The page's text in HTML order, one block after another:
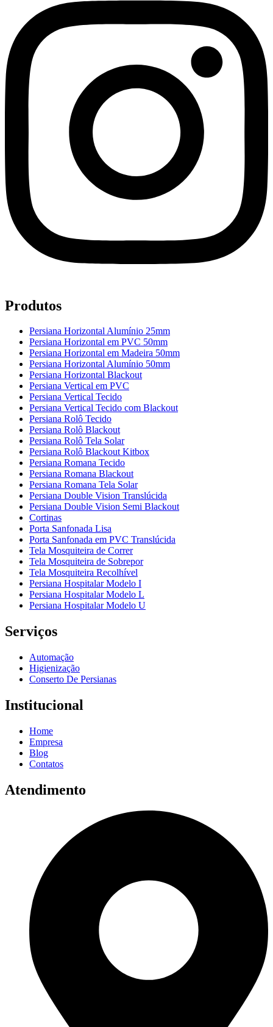
Produtos
Persiana Horizontal Alumínio 25mm
Persiana Horizontal em PVC 50mm
Persiana Horizontal em Madeira 50mm
Persiana Horizontal Alumínio 50mm
Persiana Horizontal Blackout
Persiana Vertical em PVC
Persiana Vertical Tecido
Persiana Vertical Tecido com Blackout
Persiana Rolô Tecido
Persiana Rolô Blackout
Persiana Rolô Tela Solar
Persiana Rolô Blackout Kitbox
Persiana Romana Tecido
Persiana Romana Blackout
Persiana Romana Tela Solar
Persiana Double Vision Translúcida
Persiana Double Vision Semi Blackout
Cortinas
Porta Sanfonada Lisa
Porta Sanfonada em PVC Translúcida
Tela Mosquiteira de Correr
Tela Mosquiteira de Sobrepor
Tela Mosquiteira Recolhível
Persiana Hospitalar Modelo I
Persiana Hospitalar Modelo L
Persiana Hospitalar Modelo U
Serviços
Automação
Higienização
Conserto De Persianas
Institucional
Home
Empresa
Blog
Contatos
Atendimento